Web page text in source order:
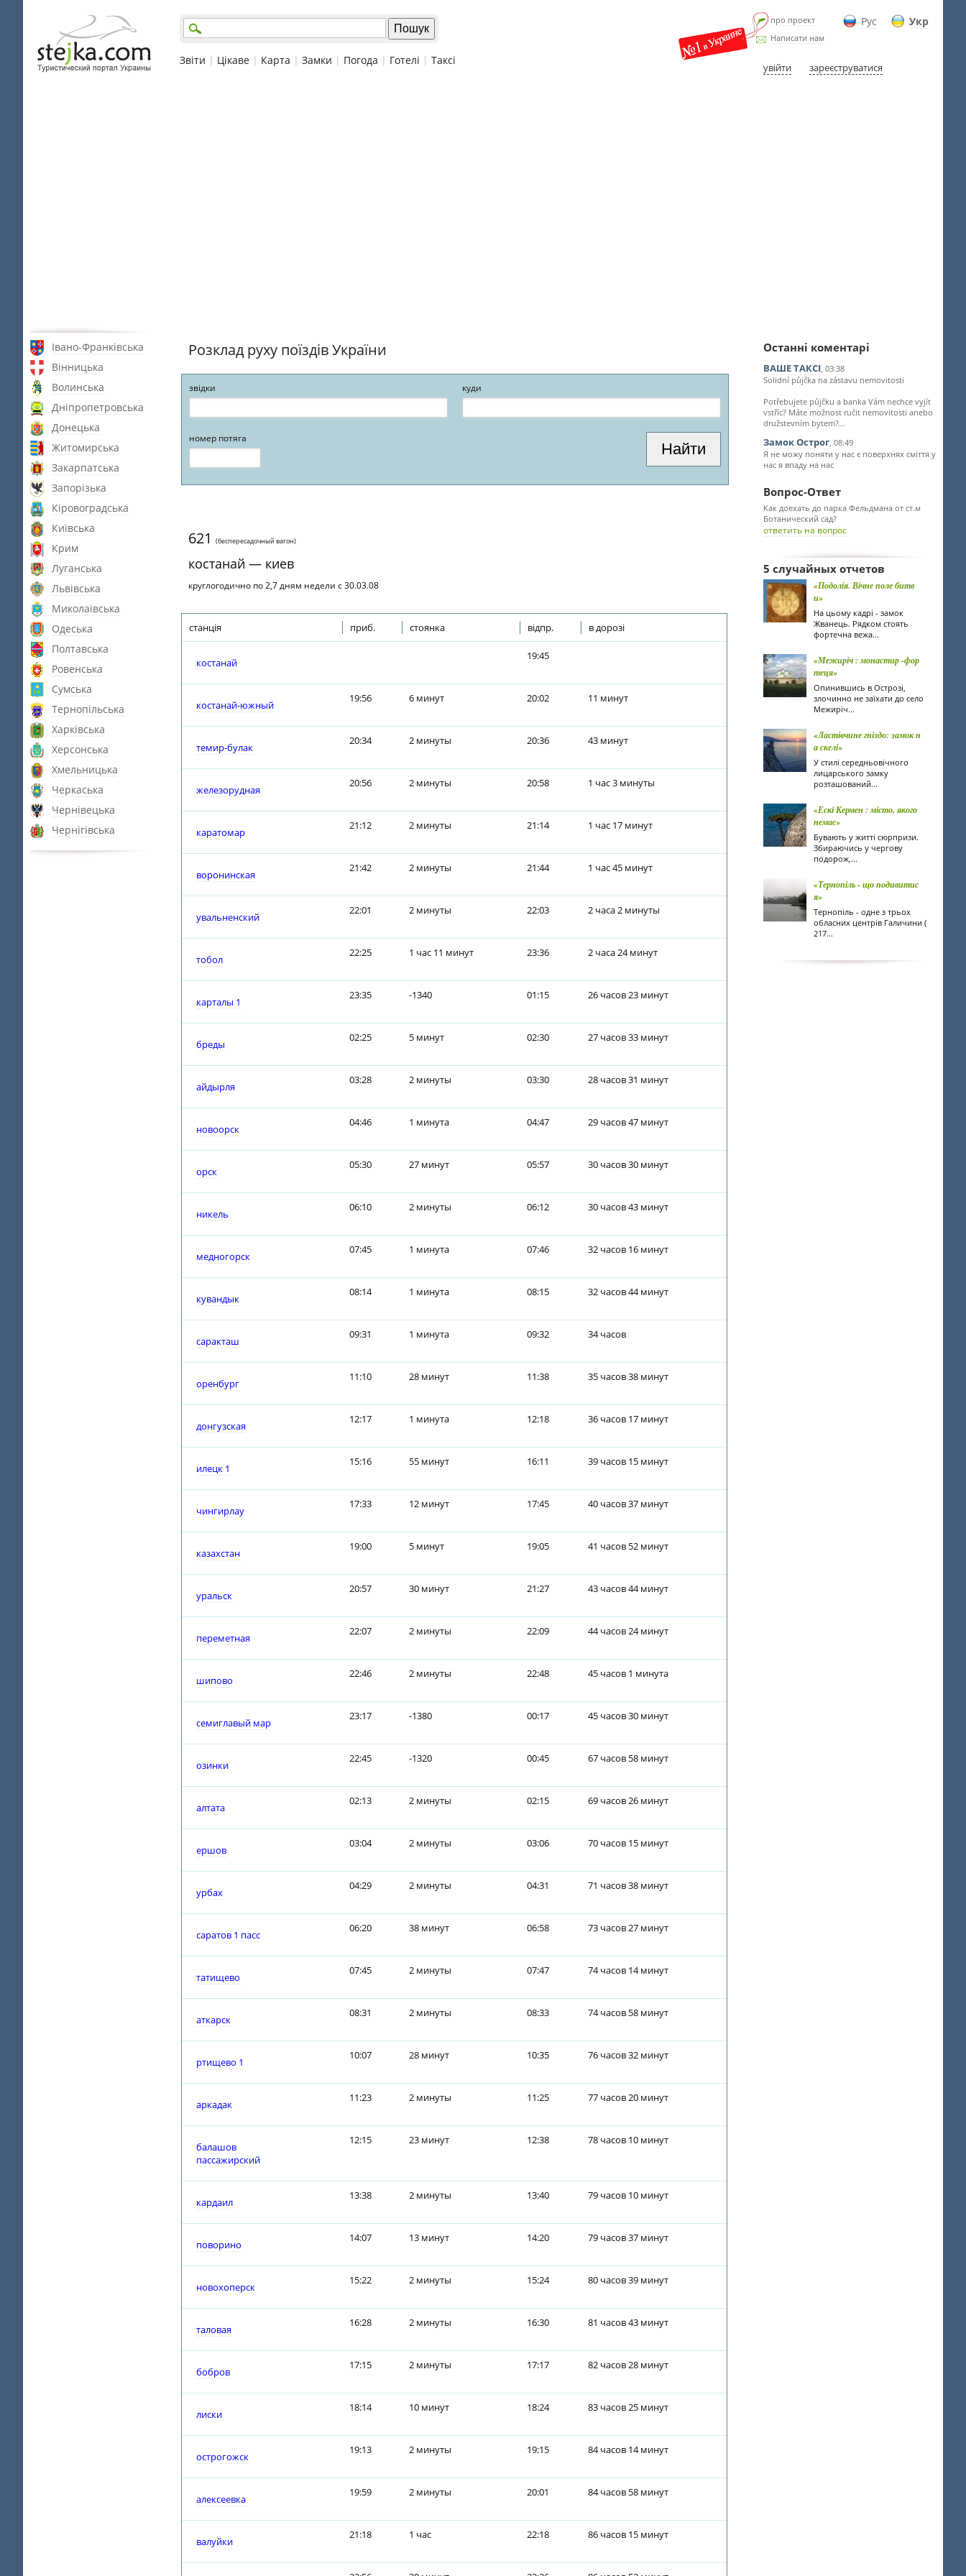
Рус Укр
про проект
Написати нам
увійти зареєструватися
Звіти | Цікаве | Карта | Замки | Погода | Готелі | Таксі
Івано-Франківська
Вінницька
Волинська
Дніпропетровська
Донецька
Житомирська
Закарпатська
Запорізька
Кіровоградська
Київська
Крим
Луганська
Львівська
Миколаївська
Одеська
Полтавська
Ровенська
Сумська
Тернопільська
Харківська
Херсонська
Хмельницька
Черкаська
Чернівецька
Чернігівська
Розклад руху поїздів України
звідки куди
номер потяга
621 (беспересадочный вагон)
костанай — киев
круглогодично по 2,7 дням недели с 30.03.08
станція приб. стоянка відпр. в дорозі
костанай
19:45
костанай-южный
19:56 6 минут 20:02 11 минут
темир-булак
20:34 2 минуты 20:36 43 минут
железорудная
20:56 2 минуты 20:58 1 час 3 минуты
каратомар
21:12 2 минуты 21:14 1 час 17 минут
воронинская
21:42 2 минуты 21:44 1 час 45 минут
увальненский
22:01 2 минуты 22:03 2 часа 2 минуты
тобол
22:25 1 час 11 минут 23:36 2 часа 24 минут
карталы 1
23:35 -1340 01:15 26 часов 23 минут
бреды
02:25 5 минут 02:30 27 часов 33 минут
айдырля
03:28 2 минуты 03:30 28 часов 31 минут
новоорск
04:46 1 минута 04:47 29 часов 47 минут
орск
05:30 27 минут 05:57 30 часов 30 минут
никель
06:10 2 минуты 06:12 30 часов 43 минут
медногорск
07:45 1 минута 07:46 32 часов 16 минут
кувандык
08:14 1 минута 08:15 32 часов 44 минут
саракташ
09:31 1 минута 09:32 34 часов
оренбург
11:10 28 минут 11:38 35 часов 38 минут
донгузская
12:17 1 минута 12:18 36 часов 17 минут
илецк 1
15:16 55 минут 16:11 39 часов 15 минут
чингирлау
17:33 12 минут 17:45 40 часов 37 минут
казахстан
19:00 5 минут 19:05 41 часов 52 минут
уральск
20:57 30 минут 21:27 43 часов 44 минут
переметная
22:07 2 минуты 22:09 44 часов 24 минут
шипово
22:46 2 минуты 22:48 45 часов 1 минута
семиглавый мар
23:17 -1380 00:17 45 часов 30 минут
озинки
22:45 -1320 00:45 67 часов 58 минут
алтата
02:13 2 минуты 02:15 69 часов 26 минут
ершов
03:04 2 минуты 03:06 70 часов 15 минут
урбах
04:29 2 минуты 04:31 71 часов 38 минут
саратов 1 пасс
06:20 38 минут 06:58 73 часов 27 минут
татищево
07:45 2 минуты 07:47 74 часов 14 минут
аткарск
08:31 2 минуты 08:33 74 часов 58 минут
ртищево 1
10:07 28 минут 10:35 76 часов 32 минут
аркадак
11:23 2 минуты 11:25 77 часов 20 минут
балашов
пассажирский
12:15 23 минут 12:38 78 часов 10 минут
кардаил
13:38 2 минуты 13:40 79 часов 10 минут
поворино
14:07 13 минут 14:20 79 часов 37 минут
новохоперск
15:22 2 минуты 15:24 80 часов 39 минут
таловая
16:28 2 минуты 16:30 81 часов 43 минут
бобров
17:15 2 минуты 17:17 82 часов 28 минут
лиски
18:14 10 минут 18:24 83 часов 25 минут
острогожск
19:13 2 минуты 19:15 84 часов 14 минут
алексеевка
19:59 2 минуты 20:01 84 часов 58 минут
валуйки
21:18 1 час 22:18 86 часов 15 минут
Останні коментарі
ВАШЕ ТАКСІ, 03:38
Solidní půjčka na zástavu nemovitosti
Potřebujete půjčku a banka Vám nechce vyjít
vstříc? Máte možnost ručit nemovitosti anebo
družstevním bytem?...
Замок Острог, 08:49
Я не можу поняти у нас є поверхнях сміття у
нас я впаду на нас
Вопрос-Ответ
Как доехать до парка Фельдмана от ст.м
Ботанический сад?
ответить на вопрос
5 случайных отчетов
«Подолія. Вічне поле битв
и»
На цьому кадрі - замок
Жванець. Рядком стоять
фортечна вежа...
«Межиріч : монастир -фор
теця»
Опинившись в Острозі,
злочинно не заїхати до село
Межиріч...
«Ластівчине гніздо: замок н
а скелі»
У стилі середньовічного
лицарського замку
розташований...
«Ескі Кермен : місто, якого
немає»
Бувають у житті сюрпризи.
Збираючись у чергову
подорож,...
«Тернопіль - що подивитис
я»
Тернопіль - одне з трьох
обласних центрів Галичини (
217...